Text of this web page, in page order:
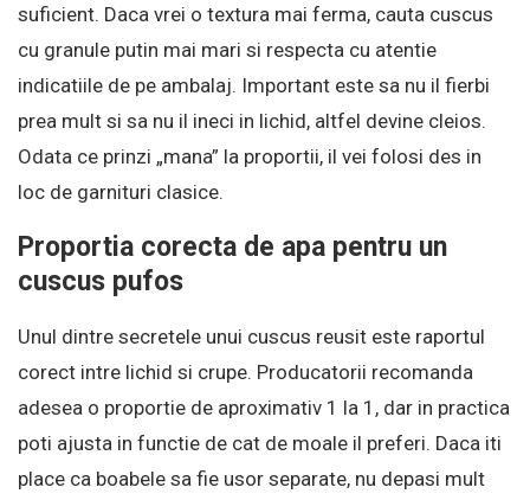
suficient. Daca vrei o textura mai ferma, cauta cuscus
cu granule putin mai mari si respecta cu atentie
indicatiile de pe ambalaj. Important este sa nu il fierbi
prea mult si sa nu il ineci in lichid, altfel devine cleios.
Odata ce prinzi „mana” la proportii, il vei folosi des in
loc de garnituri clasice.
Proportia corecta de apa pentru un
cuscus pufos
Unul dintre secretele unui cuscus reusit este raportul
corect intre lichid si crupe. Producatorii recomanda
adesea o proportie de aproximativ 1 la 1, dar in practica
poti ajusta in functie de cat de moale il preferi. Daca iti
place ca boabele sa fie usor separate, nu depasi mult